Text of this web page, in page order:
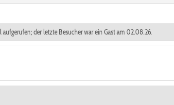
der letzte Besucher war ein Gast am 02.08.26.